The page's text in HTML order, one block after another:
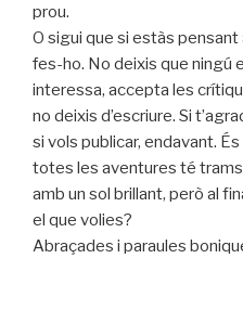
prou.
O sigui que si estàs pensant
fes-ho. No deixis que ningú
interessa, accepta les
no deixis d’escriure. Si
si vols publicar, endavant.
totes les aventures té trams
amb un sol brillant, però al
el que volies?
Abraçades i paraules